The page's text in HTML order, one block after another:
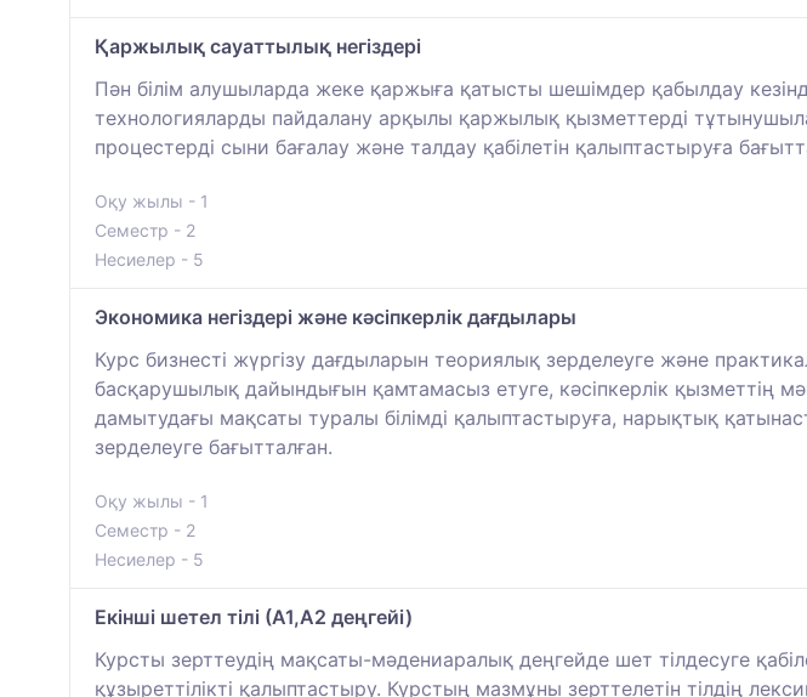
Қаржылық сауаттылық негіздері
Пән білім алушыларда жеке қаржыға қатысты шешімдер қабылдау
технологияларды пайдалану арқылы қаржылық қызметтерді
процестерді сыни бағалау және талдау қабілетін қалыптастыруға
Оқу жылы - 1
Семестр - 2
Несиелер - 5
Экономика негіздері және кәсіпкерлік дағдылары
Курс бизнесті жүргізу дағдыларын теориялық зерделеуге және
басқарушылық дайындығын қамтамасыз етуге, кәсіпкерлік қызметтің
дамытудағы мақсаты туралы білімді қалыптастыруға, нарықтық
зерделеуге бағытталған.
Оқу жылы - 1
Семестр - 2
Несиелер - 5
Екінші шетел тілі (А1,А2 деңгейі)
Курсты зерттеудің мақсаты-мәдениаралық деңгейде шет тілдесуге
құзыреттілікті қалыптастыру. Курстың мазмұны зерттелетін тілдің